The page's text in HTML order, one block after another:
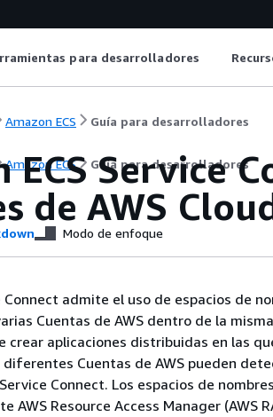
para desarrolladores
Amazon ECS Guía para desarrolladores
Amazon ECS Guía para desarrolladores
ECS Service
de AWS
Modo de enfoque
Connect admite el uso de espacios de
Cuentas de AWS dentro de la
crear aplicaciones distribuidas en las
diferentes Cuentas de AWS pueden
Connect. Los espacios de
AWS Resource Access Manager (AWS